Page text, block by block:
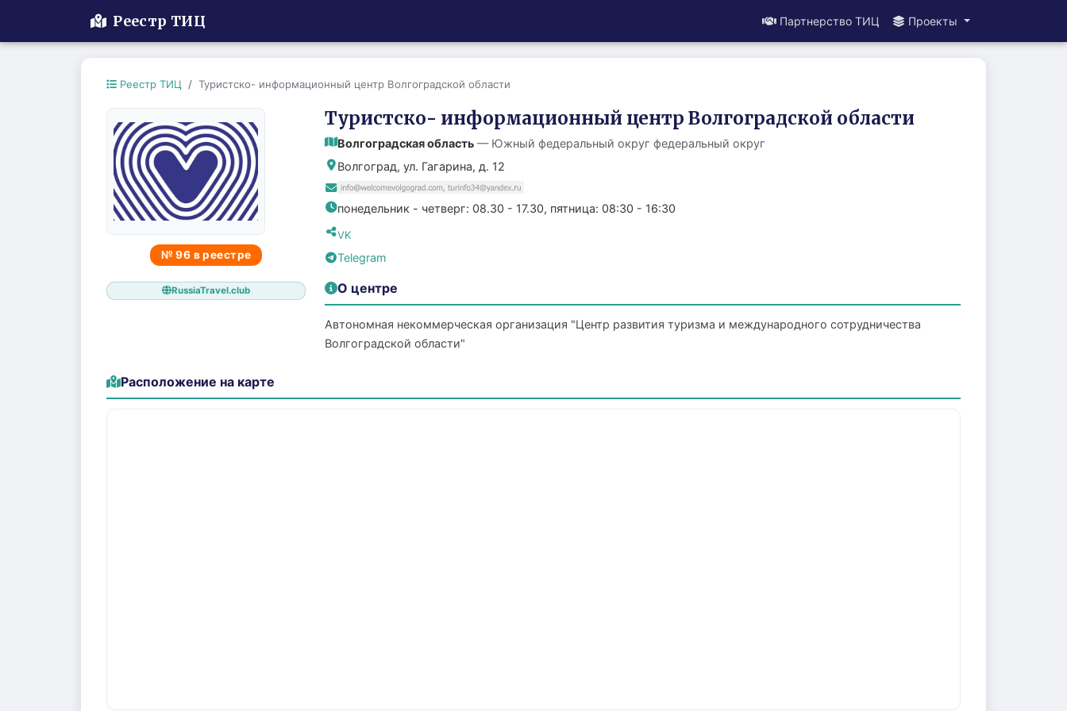
Реестр ТИЦ Партнерство ТИЦ Проекты
Реестр ТИЦ Туристско- информационный центр Волгоградской области
№ 96 в реестре
RussiaTravel.club
Туристско- информационный центр Волгоградской области
Волгоградская область — Южный федеральный округ федеральный округ
Волгоград, ул. Гагарина, д. 12
понедельник - четверг: 08.30 - 17.30, пятница: 08:30 - 16:30
VK
Telegram
О центре
Автономная некоммерческая организация "Центр развития туризма и международного сотрудничества
Волгоградской области"
Расположение на карте